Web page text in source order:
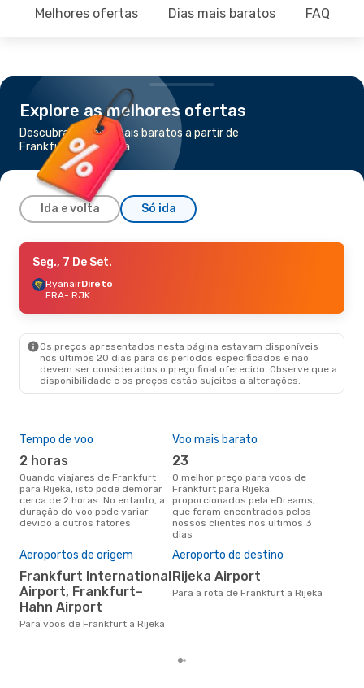
Melhores ofertas Dias mais baratos FAQ
Explore as melhores ofertas
Descubra os voos mais baratos a partir de
Frankfurt para Rijeka
Ida e volta Só ida
Seg., 7 De Set.
RyanairDireto
FRA- RJK
RJK- FRA
Seg., 7 De Set.
RyanairDireto
FRA- RJK
Os preços apresentados nesta página estavam disponíveis
nos últimos 20 dias para os períodos especificados e não
devem ser considerados o preço final oferecido. Observe que a
disponibilidade e os preços estão sujeitos a alterações.
Tempo de voo
2 horas
Quando viajares de Frankfurt
para Rijeka, isto pode demorar
cerca de 2 horas. No entanto, a
duração do voo pode variar
devido a outros fatores
Voo mais barato
23
O melhor preço para voos de
Frankfurt para Rijeka
proporcionados pela eDreams,
que foram encontrados pelos
nossos clientes nos últimos 3
dias
Aeroportos de origem
Frankfurt International
Airport, Frankfurt–
Hahn Airport
Para voos de Frankfurt a Rijeka
Aeroporto de destino
Rijeka Airport
Para a rota de Frankfurt a Rijeka